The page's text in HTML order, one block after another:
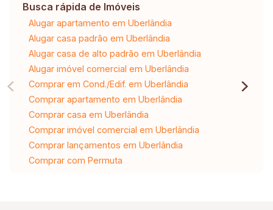
Busca rápida de Imóveis
Alugar apartamento em Uberlândia
Alugar casa padrão em Uberlândia
Alugar casa de alto padrão em Uberlândia
Alugar imóvel comercial em Uberlândia
Comprar em Cond./Edif. em Uberlândia
Comprar apartamento em Uberlândia
Comprar casa em Uberlândia
Comprar imóvel comercial em Uberlândia
Comprar lançamentos em Uberlândia
Comprar com Permuta